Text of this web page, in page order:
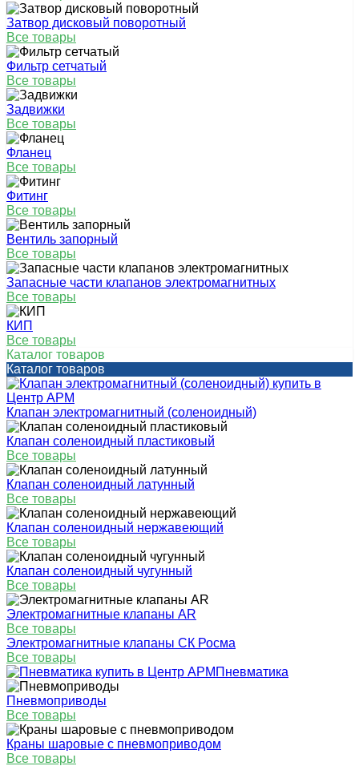
Затвор дисковый поворотный
Все товары
Фильтр сетчатый
Все товары
Задвижки
Все товары
Фланец
Все товары
Фитинг
Все товары
Вентиль запорный
Все товары
Запасные части клапанов электромагнитных
Все товары
КИП
Все товары
Каталог товаров
Каталог товаров
Клапан электромагнитный (соленоидный)
Клапан соленоидный пластиковый
Все товары
Клапан соленоидный латунный
Все товары
Клапан соленоидный нержавеющий
Все товары
Клапан соленоидный чугунный
Все товары
Электромагнитные клапаны AR
Все товары
Электромагнитные клапаны СК Росма
Все товары
Пневматика
Пневмоприводы
Все товары
Краны шаровые с пневмоприводом
Все товары